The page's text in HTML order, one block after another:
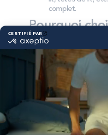
complet.
Pourquoi
comme literie
Bultex est l’une des
détenues par les
un savoir‑faire reconnu
développées pour la
Chaque dormeur a ses
moelleux, équilibre ou
associant le bon
vous optimisez le
couchage.